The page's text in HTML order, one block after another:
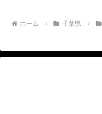
たいなものがあるのでしょうか。
とりあえず、ビール。 ルワァン
ホーム 千葉県